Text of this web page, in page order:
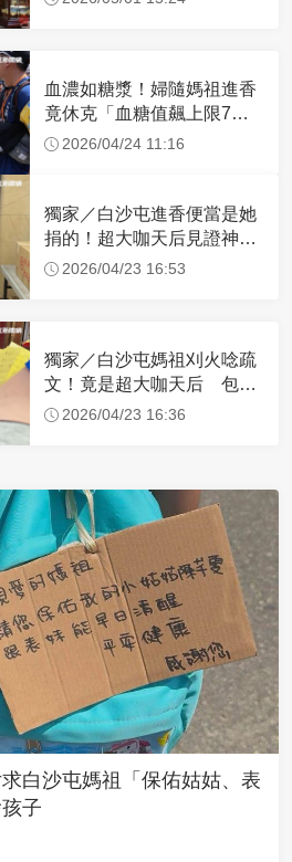
血濃如糖漿！婦隨媽祖進香
竟休克「血糖值飆上限7
倍」 醫曝原因
2026/04/24 11:16
獨家／白沙屯進香便當是她
捐的！超大咖天后見證神
蹟 一靠近媽祖就爆哭
2026/04/23 16:53
獨家／白沙屯媽祖刈火唸疏
文！竟是超大咖天后 包尿
布忍尿5小時不喊累
2026/04/23 16:36
白沙屯媽祖「保佑姑姑、表
子